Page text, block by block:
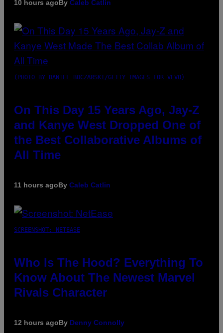
10 hours agoBy Caleb Catlin
(PHOTO BY DANIEL BOCZARSKI/GETTY IMAGES FOR VEVO)
On This Day 15 Years Ago, Jay-Z
and Kanye West Dropped One of
the Best Collaborative Albums of
All Time
11 hours agoBy Caleb Catlin
SCREENSHOT: NETEASE
Who Is The Hood? Everything To
Know About The Newest Marvel
Rivals Character
12 hours agoBy Denny Connolly